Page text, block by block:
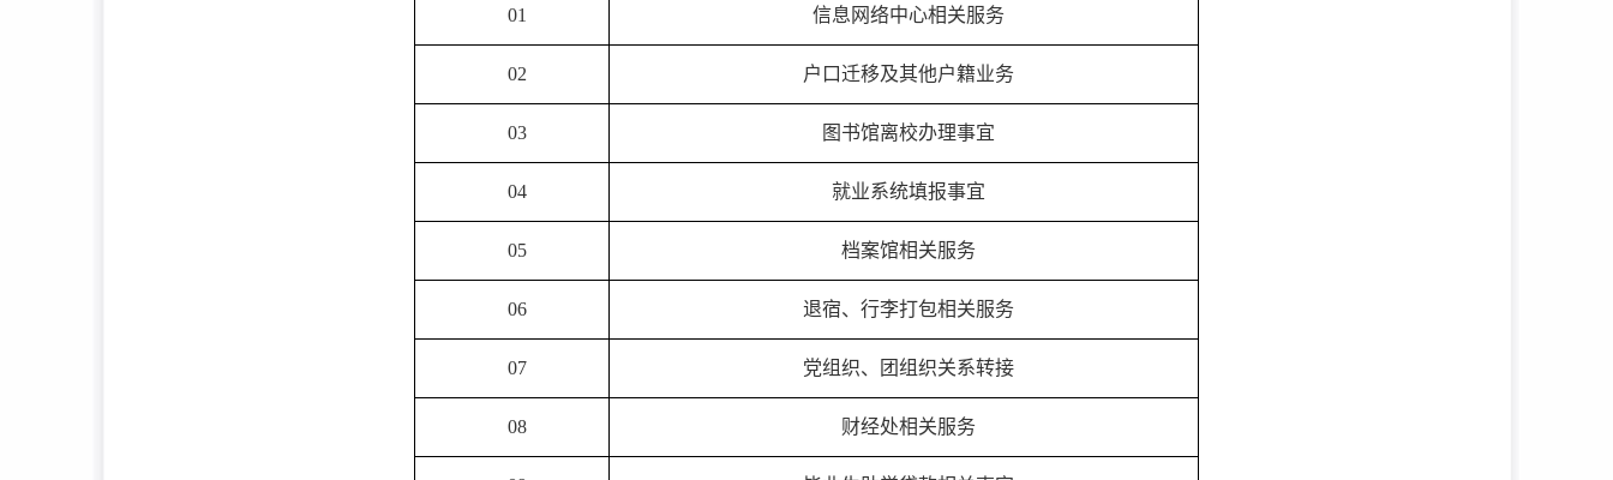
01 信息网络中心相关服务
02 户口迁移及其他户籍业务
03 图书馆离校办理事宜
04 就业系统填报事宜
05 档案馆相关服务
06 退宿、行李打包相关服务
07 党组织、团组织关系转接
08 财经处相关服务